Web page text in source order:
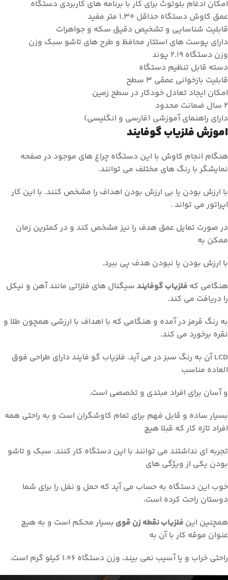
امکان ادغام بلوتوث برای کار با برنامه های کاربردی دستگاه
عمق کاوش دستگاه حداقل ۱.۳۰ متر مفید
قابلیت شناسایی و تشخیص دقیق سکه و جواهرات
دارای پوست های استتار محافظ و طرح های تاشو سبک وزن
وزن دستگاه ۲.۱۹ پوند
دسته قابل تنظیم دستگاه
قابلیت بازخوانی عمقی ۳ سطح
امکان ایجاد تعادل خودکار در سطح زمین
۲ سال ضمانت محدود
دارای راهنمای آموزشی (فارسی و انگلیسی)
اموزش فلزیاب گوفایند
هنگام انجام کاوش با این دستگاه چراغ های موجود در صفحه
نمایشگر با رنگ های مختلف می توانند.
با ارزش بودن یا بی ارزش بودن اهداف را مشخص کنند. با این کار
اپراتور می تواند .
در صورت تمایل عمق هدف را نیز مشخص کند و در کمترین زمان
ممکن به
با ارزش بودن یا نبودن هدف پی ببرد.
هنگامی که فلزیاب گوفایند سیگنال های فلزاتی مانند آهن و نیکل
را دریافت می کند.
به رنگ قرمز در آمده و هنگامی که با اهداف با ارزشی همچون طلا و
نقره برخورد می کند.
LCD آن به رنگ سبز در می آید. فلزیاب گو فایند دارای طراحی فوق
العاده مناسب
و آسان برای افراد مبتدی و تخصصی است.
بسیار ساده و قابل فهم برای تمام کاوشگران است و به راحتی همه
افراد تازه کار که قبلا هیچ
تجربه ای نداشتند می توانند با این دستگاه کار کنند. سبک و تاشو
بودن یکی از ویژگی های
خوب این دستگاه به حساب می آید که حمل و نفل را برای شما
دوستان راحت کرده است،
همچنین این فلزیاب نقطه زن قوی بسیار محکم است و به هیچ
عنوان موقه کار با آن به
راحتی خراب و یا آسیب نمی بیند، وزن دستگاه 1.06 کیلو گرم است.